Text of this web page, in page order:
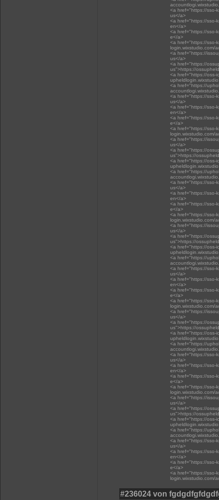
<a href="https://sso-
us</a>
<a href="https://sso-
en</a>
<a href="https://sso-
e</a>
<a href="https://sso-
login.wixstudio.com/
<a href="https://
us</a>
<a href="https://
us">https://
<a href="https://oss-
<a href="https://
<a href="https://sso-
us</a>
<a href="https://sso-
en</a>
<a href="https://sso-
e</a>
<a href="https://sso-
login.wixstudio.com/
<a href="https://
us</a>
<a href="https://
us">https://
<a href="https://oss-
<a href="https://
<a href="https://sso-
us</a>
<a href="https://sso-
en</a>
<a href="https://sso-
e</a>
<a href="https://sso-
login.wixstudio.com/
<a href="https://
us</a>
<a href="https://
us">https://
<a href="https://oss-
<a href="https://
<a href="https://sso-
us</a>
<a href="https://sso-
en</a>
<a href="https://sso-
e</a>
<a href="https://sso-
login.wixstudio.com/
<a href="https://
us</a>
<a href="https://
us">https://
<a href="https://oss-
<a href="https://
<a href="https://sso-
us</a>
<a href="https://sso-
en</a>
<a href="https://sso-
e</a>
<a href="https://sso-
login.wixstudio.com/
<a href="https://
us</a>
<a href="https://
us">https://
<a href="https://oss-
<a href="https://
<a href="https://sso-
us</a>
<a href="https://sso-
en</a>
<a href="https://sso-
e</a>
<a href="https://sso-
login.wixstudio.com/
#236024 von